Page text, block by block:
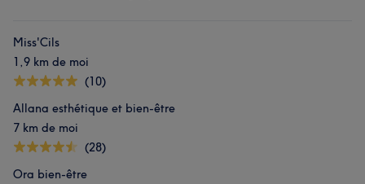
Miss'Cils
1,9 km de moi
(10)
Allana esthétique et bien-être
7 km de moi
(28)
Ora bien-être